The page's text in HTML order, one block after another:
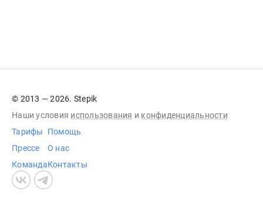
© 2013 — 2026. Stepik
Наши условия использования и конфиденциальности
Тарифы
Прессе
Команда
Помощь
О нас
Контакты